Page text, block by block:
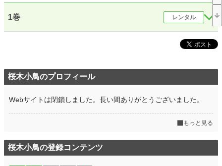
更新日時
初回公開日時 2019.05.20 14:40
年間ポイント 119 pt (137,907 位)
1巻 レンタル
桜木小鳥のプロフィール
Webサイトは閉鎖しました。長い間ありがとうございました。
もっと見る
桜木小鳥の登録コンテンツ